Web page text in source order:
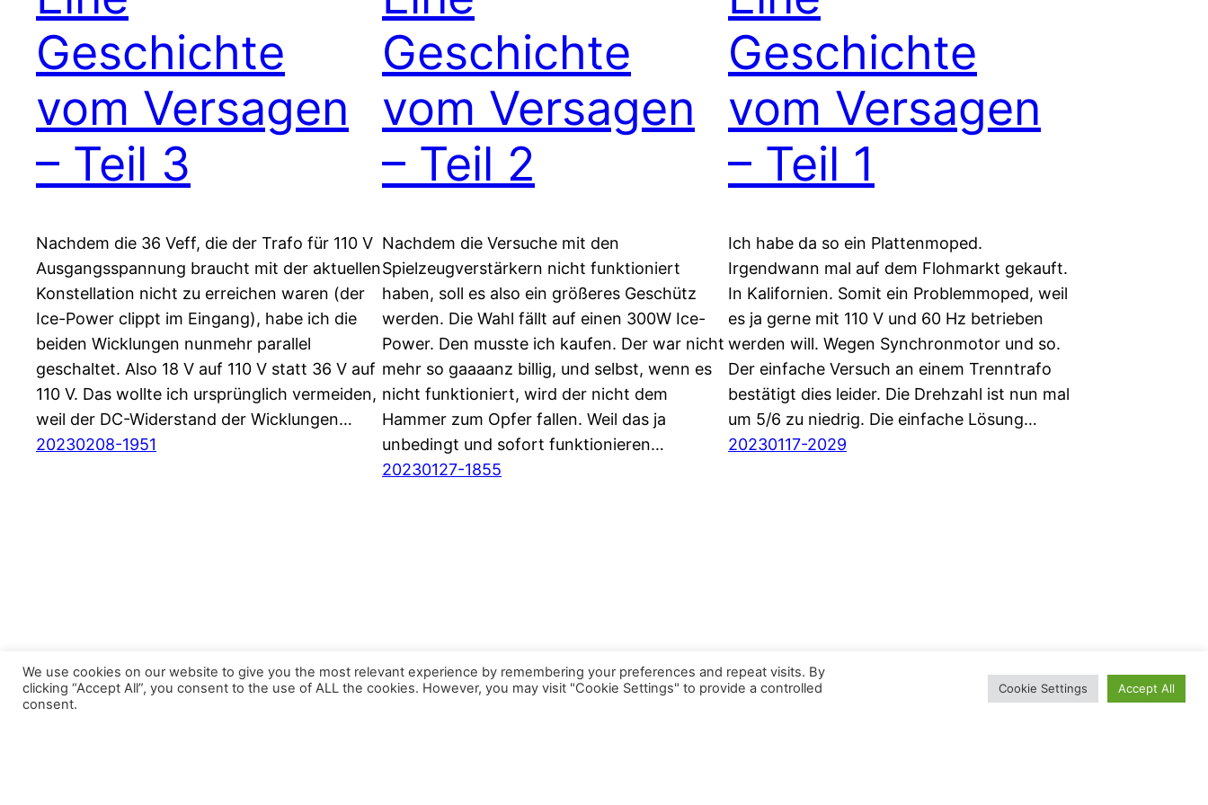
Geschichte
vom Versagen
– Teil 3
Nachdem die 36 Veff, die der Trafo für 110 V
Ausgangsspannung braucht mit der aktuellen
Konstellation nicht zu erreichen waren (der
Ice-Power clippt im Eingang), habe ich die
beiden Wicklungen nunmehr parallel
geschaltet. Also 18 V auf 110 V statt 36 V auf
110 V. Das wollte ich ursprünglich vermeiden,
weil der DC-Widerstand der Wicklungen…
20230208-1951
Geschichte
vom Versagen
– Teil 2
Nachdem die Versuche mit den
Spielzeugverstärkern nicht funktioniert
haben, soll es also ein größeres Geschütz
werden. Die Wahl fällt auf einen 300W Ice-
Power. Den musste ich kaufen. Der war nicht
mehr so gaaaanz billig, und selbst, wenn es
nicht funktioniert, wird der nicht dem
Hammer zum Opfer fallen. Weil das ja
unbedingt und sofort funktionieren…
20230127-1855
Geschichte
vom Versagen
– Teil 1
Ich habe da so ein Plattenmoped.
Irgendwann mal auf dem Flohmarkt gekauft.
In Kalifornien. Somit ein Problemmoped, weil
es ja gerne mit 110 V und 60 Hz betrieben
werden will. Wegen Synchronmotor und so.
Der einfache Versuch an einem Trenntrafo
bestätigt dies leider. Die Drehzahl ist nun mal
um 5/6 zu niedrig. Die einfache Lösung…
20230117-2029
We use cookies on our website to give you the most relevant experience by remembering your preferences and repeat visits. By
clicking “Accept All”, you consent to the use of ALL the cookies. However, you may visit "Cookie Settings" to provide a controlled
consent.
Cookie Settings Accept All